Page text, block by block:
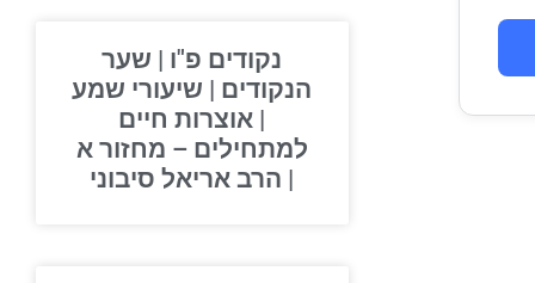
נקודים פ"ו | שער
הנקודים | שיעורי שמע
| אוצרות חיים
למתחילים – מחזור א
| הרב אריאל סיבוני